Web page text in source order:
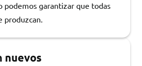
podemos garantizar que todas
produzcan.
nuevos